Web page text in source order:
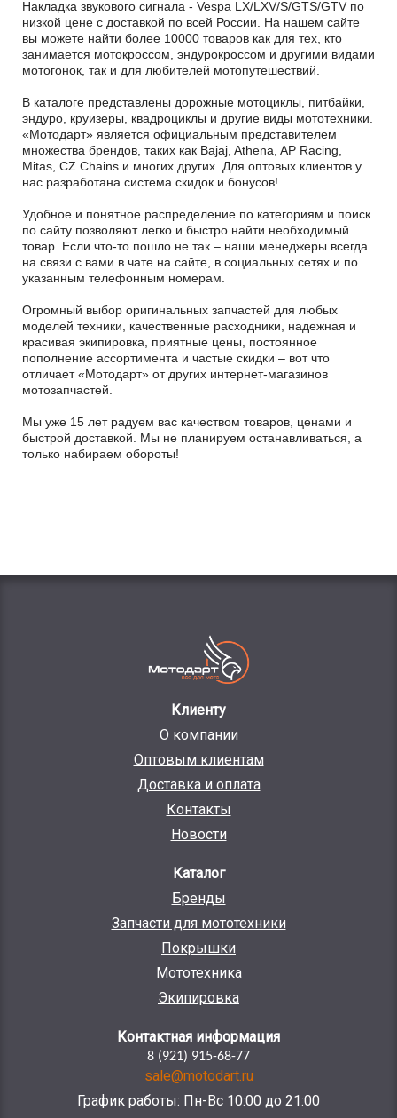
Накладка звукового сигнала - Vespa LX/LXV/S/GTS/GTV по
низкой цене с доставкой по всей России. На нашем сайте
вы можете найти более 10000 товаров как для тех, кто
занимается мотокроссом, эндурокроссом и другими видами
мотогонок, так и для любителей мотопутешествий.
В каталоге представлены дорожные мотоциклы, питбайки,
эндуро, круизеры, квадроциклы и другие виды мототехники.
«Мотодарт» является официальным представителем
множества брендов, таких как Bajaj, Athena, AP Racing,
Mitas, CZ Chains и многих других. Для оптовых клиентов у
нас разработана система скидок и бонусов!
Удобное и понятное распределение по категориям и поиск
по сайту позволяют легко и быстро найти необходимый
товар. Если что-то пошло не так – наши менеджеры всегда
на связи с вами в чате на сайте, в социальных сетях и по
указанным телефонным номерам.
Огромный выбор оригинальных запчастей для любых
моделей техники, качественные расходники, надежная и
красивая экипировка, приятные цены, постоянное
пополнение ассортимента и частые скидки – вот что
отличает «Мотодарт» от других интернет-магазинов
мотозапчастей.
Мы уже 15 лет радуем вас качеством товаров, ценами и
быстрой доставкой. Мы не планируем останавливаться, а
только набираем обороты!
Клиенту
О компании
Оптовым клиентам
Доставка и оплата
Контакты
Новости
Каталог
Бренды
Запчасти для мототехники
Покрышки
Мототехника
Экипировка
Контактная информация
8 (921) 915-68-77
sale@motodart.ru
График работы: Пн-Вс 10:00 до 21:00